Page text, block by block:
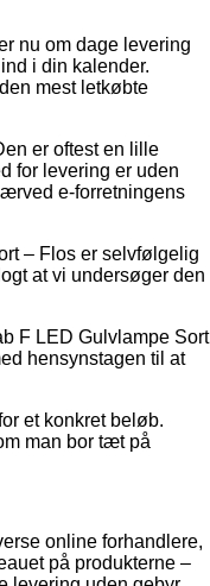
nu om dage levering
i din kalender.
mest letkøbte
er oftest en lille
for levering er uden
e-forretningens
– Flos er selvfølgelig
at vi undersøger den
F LED Gulvlampe Sort
hensynstagen til at
et konkret beløb.
man bor tæt på
online forhandlere,
på produkterne –